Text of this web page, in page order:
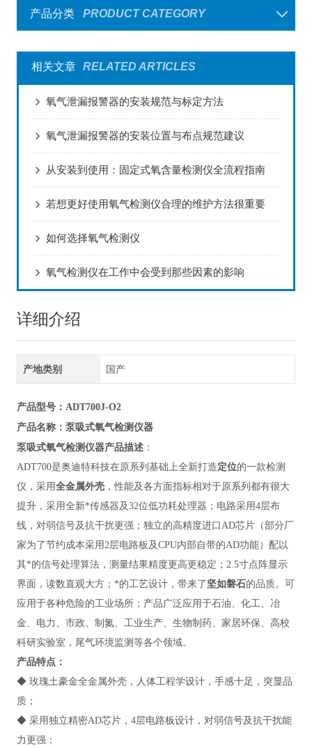
产品分类 PRODUCT CATEGORY
相关文章 RELATED ARTICLES
氧气泄漏报警器的安装规范与标定方法
氧气泄漏报警器的安装位置与布点规范建议
从安装到使用：固定式氧含量检测仪全流程指南
若想更好使用氧气检测仪合理的维护方法很重要
如何选择氧气检测仪
氧气检测仪在工作中会受到那些因素的影响
详细介绍
产地类别 国产
产品型号：ADT700J-O2
产品名称： 泵吸式氧气检测仪器
泵吸式氧气检测仪器产品描述：
ADT700是奥迪特科技在原系列基础上全新打造定位的一款检测
仪，采用全金属外壳，性能及各方面指标相对于原系列都有很大
提升，采用全新*传感器及32位低功耗处理器；电路采用4层布
线，对弱信号及抗干扰更强；独立的高精度进口AD芯片（部分厂
家为了节约成本采用2层电路板及CPU内部自带的AD功能）配以
其*的信号处理算法，测量结果精度更高更稳定；2.5寸点阵显示
界面，读数直观大方；*的工艺设计，带来了 坚如磐石的品质。可
应用于各种危险的工业场所；产品广泛应用于石油、化工、冶
金、电力、市政、制氮、工业生产、 生物制药、家居环保、高校
科研实验室，尾气环境监测 等各个领域。
产品特点：
◆ 玫瑰土豪金全金属外壳，人体工程学设计，手感十足，突显品
质；
◆ 采用独立精密AD芯片，4层电路板设计，对弱信号及抗干扰能
力更强；